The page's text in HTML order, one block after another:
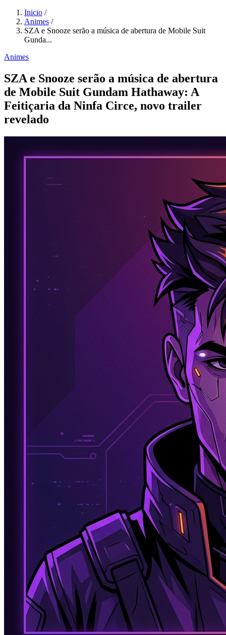
Inicio /
Animes /
SZA e Snooze serão a música de abertura de Mobile Suit
Gunda...
Animes
SZA e Snooze serão a música de abertura
de Mobile Suit Gundam Hathaway: A
Feitiçaria da Ninfa Circe, novo trailer
revelado